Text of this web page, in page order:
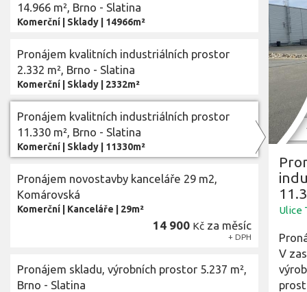
Lokalita
okres Brno-město, Jihomoravský kraj
Cena
14.966 m², Brno - Slatina
Komerční Sklady 14966m²
Pronájem kvalitních industriálních prostor
2.332 m², Brno - Slatina
Komerční Sklady 2332m²
Pronájem kvalitních industriálních prostor
11.330 m², Brno - Slatina
Komerční Sklady 11330m²
Pronájem novostavby kanceláře 29 m2,
Komárovská
Komerční Kanceláře 29m²
14 900 Kč za měsíc
+ DPH
Pronájem skladu, výrobních prostor 5.237 m²,
Brno - Slatina
Ulice
V